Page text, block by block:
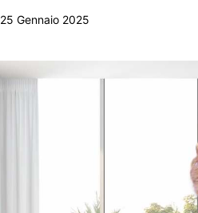
25 Gennaio 2025